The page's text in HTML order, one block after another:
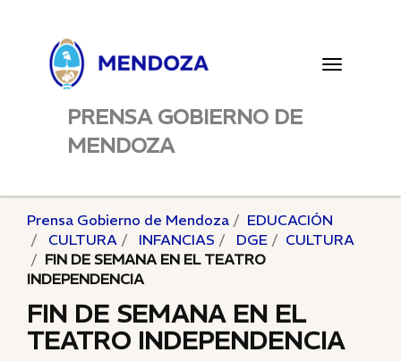
Toggle
PRENSA GOBIERNO DE
MENDOZA
Prensa Gobierno de Mendoza
EDUCACIÓN
CULTURA
INFANCIAS DGE
CULTURA
FIN DE SEMANA EN EL TEATRO
INDEPENDENCIA
FIN DE SEMANA EN EL
TEATRO INDEPENDENCIA